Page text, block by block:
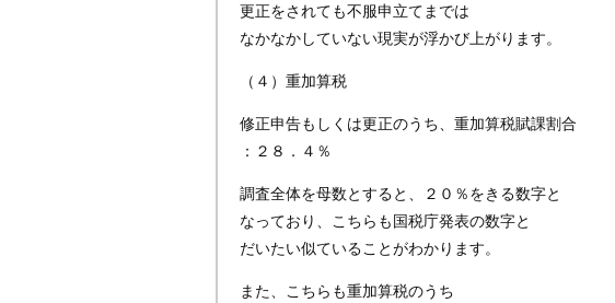
更正をされても不服申立てまでは
なかなかしていない現実が浮かび上がります。
（４）重加算税
修正申告もしくは更正のうち、重加算税賦課割合
：２８．４％
調査全体を母数とすると、２０％をきる数字と
なっており、こちらも国税庁発表の数字と
だいたい似ていることがわかります。
また、こちらも重加算税のうち